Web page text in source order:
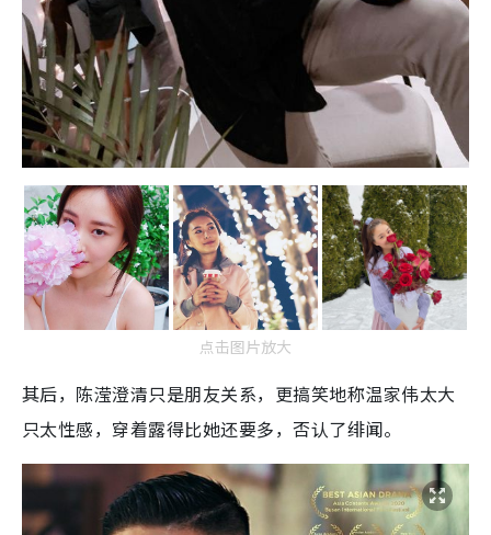
点击图片放大
其后，陈滢澄清只是朋友关系，更搞笑地称温家伟太大
只太性感，穿着露得比她还要多，否认了绯闻。